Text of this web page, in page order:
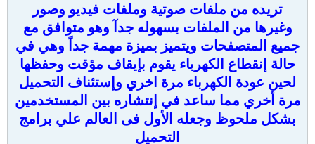
تريده من ملفات صوتية وملفات فيديو وصور
وغيرها من الملفات بسهوله جدآ وهو متوافق مع
جميع المتصفحات ويتميز بميزة مهمة جداً وهي في
حالة إنقطاع الكهرباء يقوم بإيقاف مؤقت وحفظها
لحين عودة الكهرباء مرة اخري وإستئناف التحميل
مرة أخري مما ساعد في إنتشاره بين المستخدمين
بشكل ملحوظ وجعله الأول فى العالم علي برامج
التحميل